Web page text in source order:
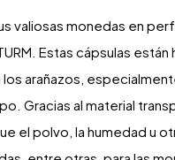
valiosas monedas en
Estas cápsulas
arañazos,
Gracias al material
el polvo, la humedad u